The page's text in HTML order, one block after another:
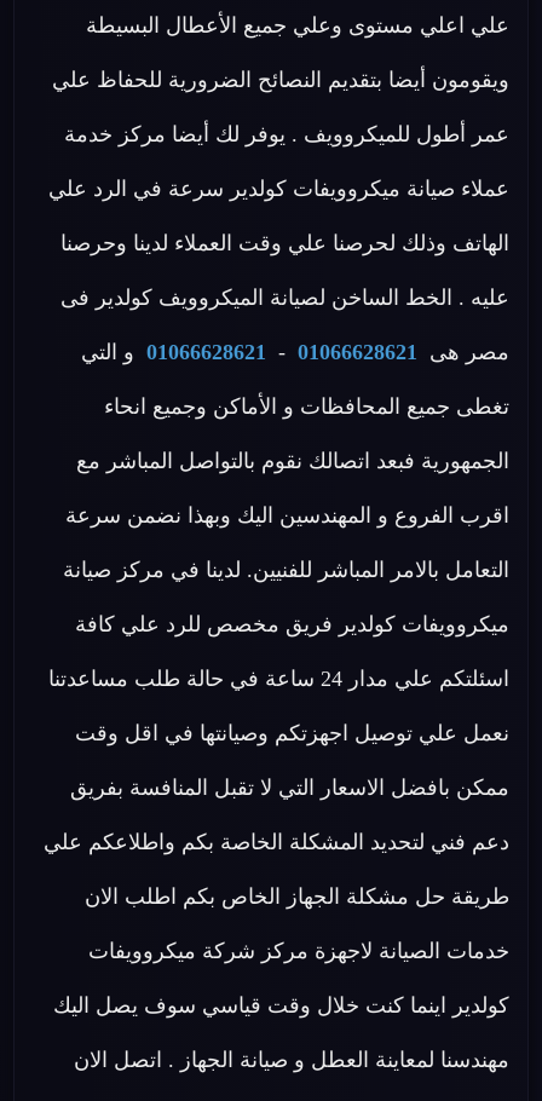
علي اعلي مستوى وعلي جميع الأعطال البسيطة
ويقومون أيضا بتقديم النصائح الضرورية للحفاظ علي
عمر أطول للميكروويف . يوفر لك أيضا مركز خدمة
عملاء صيانة ميكروويفات كولدير سرعة في الرد علي
الهاتف وذلك لحرصنا علي وقت العملاء لدينا وحرصنا
عليه . الخط الساخن لصيانة الميكروويف كولدير فى
مصر هى 01066628621
-
01066628621 و التي
تغطى جميع المحافظات و الأماكن وجميع انحاء
الجمهورية فبعد اتصالك نقوم بالتواصل المباشر مع
اقرب الفروع و المهندسين اليك وبهذا نضمن سرعة
التعامل بالامر المباشر للفنيين. لدينا في مركز صيانة
ميكروويفات كولدير فريق مخصص للرد علي كافة
اسئلتكم علي مدار 24 ساعة في حالة طلب مساعدتنا
نعمل علي توصيل اجهزتكم وصيانتها في اقل وقت
ممكن بافضل الاسعار التي لا تقبل المنافسة بفريق
دعم فني لتحديد المشكلة الخاصة بكم واطلاعكم علي
طريقة حل مشكلة الجهاز الخاص بكم اطلب الان
خدمات الصيانة لاجهزة مركز شركة ميكروويفات
كولدير اينما كنت خلال وقت قياسي سوف يصل اليك
مهندسنا لمعاينة العطل و صيانة الجهاز . اتصل الان